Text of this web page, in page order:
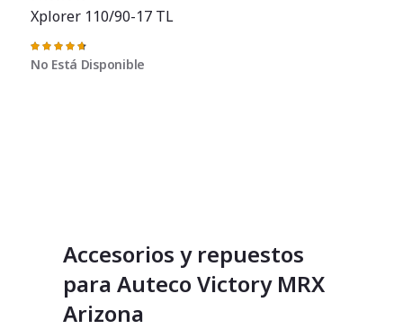
Xplorer 110/90-17 TL
Valoración:
95%
No Está Disponible
Accesorios y repuestos
para Auteco Victory MRX
Arizona